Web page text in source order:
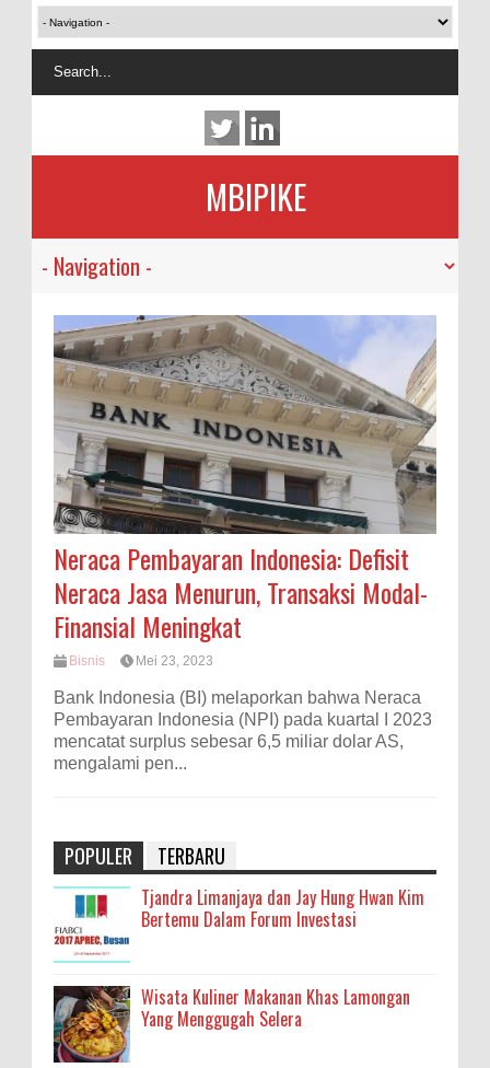
MBIPIKE
Neraca Pembayaran Indonesia: Defisit
Neraca Jasa Menurun, Transaksi Modal-
Finansial Meningkat
Bisnis Mei 23, 2023
Bank Indonesia (BI) melaporkan bahwa Neraca
Pembayaran Indonesia (NPI) pada kuartal I 2023
mencatat surplus sebesar 6,5 miliar dolar AS,
mengalami pen...
POPULER TERBARU
Tjandra Limanjaya dan Jay Hung Hwan Kim
Bertemu Dalam Forum Investasi
Wisata Kuliner Makanan Khas Lamongan
Yang Menggugah Selera